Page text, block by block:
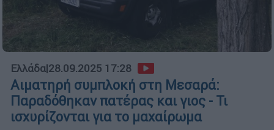
Ελλάδα|28.09.2025 17:28
Αιματηρή συμπλοκή στη Μεσαρά:
Παραδόθηκαν πατέρας και γιος - Τι
ισχυρίζονται για το μαχαίρωμα